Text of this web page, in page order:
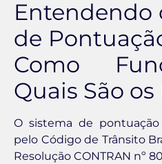
Entendendo
de
Como
Quais São
O sistema de
pelo Código de Trânsito
Resolução CONTRAN nº